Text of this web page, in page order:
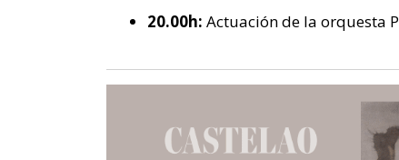
20.00h: Actuación de la orquesta